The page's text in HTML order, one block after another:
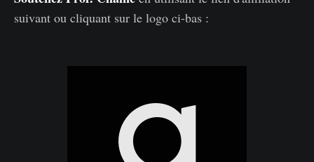
suivant ou cliquant sur le logo ci-bas :